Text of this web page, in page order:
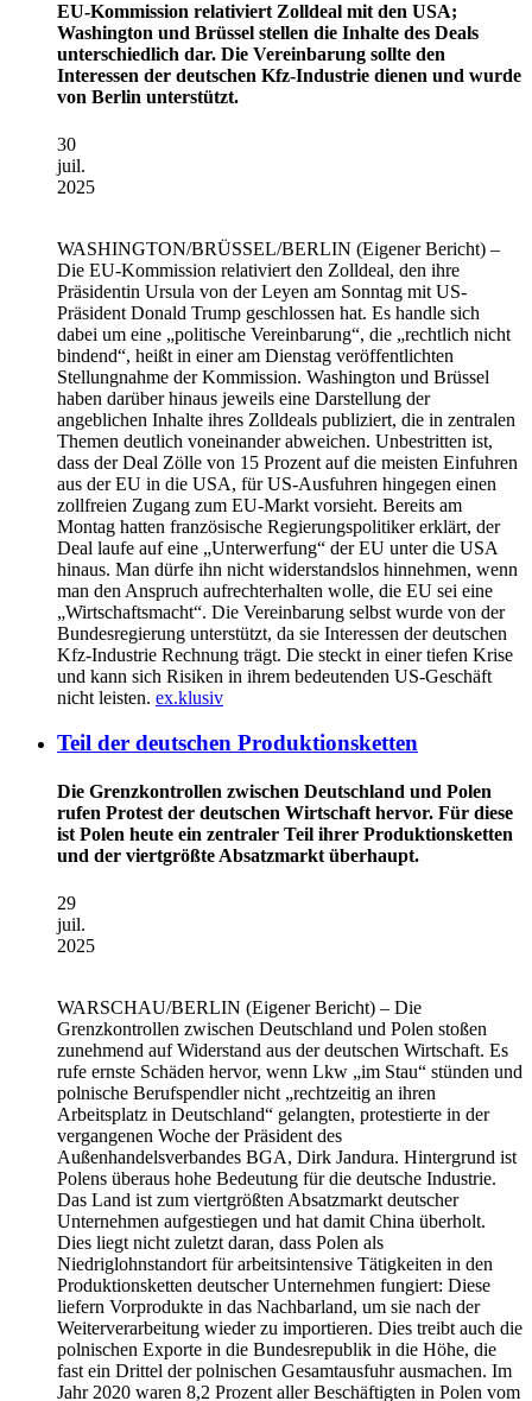
EU-Kommission relativiert Zolldeal mit den USA;
Washington und Brüssel stellen die Inhalte des Deals
unterschiedlich dar. Die Vereinbarung sollte den
Interessen der deutschen Kfz-Industrie dienen und wurde
von Berlin unterstützt.
30
juil.
2025
WASHINGTON/BRÜSSEL/BERLIN (Eigener Bericht) –
Die EU-Kommission relativiert den Zolldeal, den ihre
Präsidentin Ursula von der Leyen am Sonntag mit US-
Präsident Donald Trump geschlossen hat. Es handle sich
dabei um eine „politische Vereinbarung“, die „rechtlich nicht
bindend“, heißt in einer am Dienstag veröffentlichten
Stellungnahme der Kommission. Washington und Brüssel
haben darüber hinaus jeweils eine Darstellung der
angeblichen Inhalte ihres Zolldeals publiziert, die in zentralen
Themen deutlich voneinander abweichen. Unbestritten ist,
dass der Deal Zölle von 15 Prozent auf die meisten Einfuhren
aus der EU in die USA, für US-Ausfuhren hingegen einen
zollfreien Zugang zum EU-Markt vorsieht. Bereits am
Montag hatten französische Regierungspolitiker erklärt, der
Deal laufe auf eine „Unterwerfung“ der EU unter die USA
hinaus. Man dürfe ihn nicht widerstandslos hinnehmen, wenn
man den Anspruch aufrechterhalten wolle, die EU sei eine
„Wirtschaftsmacht“. Die Vereinbarung selbst wurde von der
Bundesregierung unterstützt, da sie Interessen der deutschen
Kfz-Industrie Rechnung trägt. Die steckt in einer tiefen Krise
und kann sich Risiken in ihrem bedeutenden US-Geschäft
nicht leisten. ex.klusiv
Teil der deutschen Produktionsketten
Die Grenzkontrollen zwischen Deutschland und Polen
rufen Protest der deutschen Wirtschaft hervor. Für diese
ist Polen heute ein zentraler Teil ihrer Produktionsketten
und der viertgrößte Absatzmarkt überhaupt.
29
juil.
2025
WARSCHAU/BERLIN (Eigener Bericht) – Die
Grenzkontrollen zwischen Deutschland und Polen stoßen
zunehmend auf Widerstand aus der deutschen Wirtschaft. Es
rufe ernste Schäden hervor, wenn Lkw „im Stau“ stünden und
polnische Berufspendler nicht „rechtzeitig an ihren
Arbeitsplatz in Deutschland“ gelangten, protestierte in der
vergangenen Woche der Präsident des
Außenhandelsverbandes BGA, Dirk Jandura. Hintergrund ist
Polens überaus hohe Bedeutung für die deutsche Industrie.
Das Land ist zum viertgrößten Absatzmarkt deutscher
Unternehmen aufgestiegen und hat damit China überholt.
Dies liegt nicht zuletzt daran, dass Polen als
Niedriglohnstandort für arbeitsintensive Tätigkeiten in den
Produktionsketten deutscher Unternehmen fungiert: Diese
liefern Vorprodukte in das Nachbarland, um sie nach der
Weiterverarbeitung wieder zu importieren. Dies treibt auch die
polnischen Exporte in die Bundesrepublik in die Höhe, die
fast ein Drittel der polnischen Gesamtausfuhr ausmachen. Im
Jahr 2020 waren 8,2 Prozent aller Beschäftigten in Polen vom